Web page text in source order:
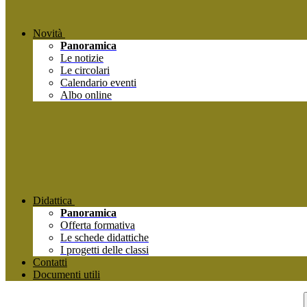
Novità
Panoramica
Le notizie
Le circolari
Calendario eventi
Albo online
Didattica
Panoramica
Offerta formativa
Le schede didattiche
I progetti delle classi
Contatti
Documenti utili